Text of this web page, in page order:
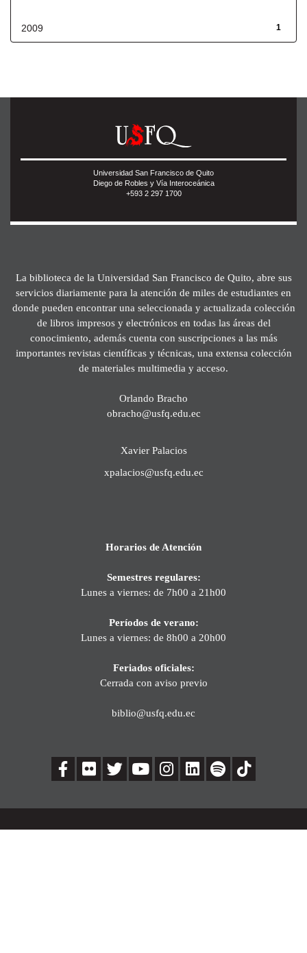
1
2009
Universidad San Francisco de Quito
Diego de Robles y Vía Interoceánica
+593 2 297 1700
La biblioteca de la Universidad San Francisco de Quito, abre sus
servicios diariamente para la atención de miles de estudiantes en
donde pueden encontrar una seleccionada y actualizada colección
de libros impresos y electrónicos en todas las áreas del
conocimiento, además cuenta con suscripciones a las más
importantes revistas científicas y técnicas, una extensa colección
de materiales multimedia y acceso.
Orlando Bracho
obracho@usfq.edu.ec
Xavier Palacios
xpalacios@usfq.edu.ec
Horarios de Atención
Semestres regulares:
Lunes a viernes: de 7h00 a 21h00
Períodos de verano:
Lunes a viernes: de 8h00 a 20h00
Feriados oficiales:
Cerrada con aviso previo
biblio@usfq.edu.ec